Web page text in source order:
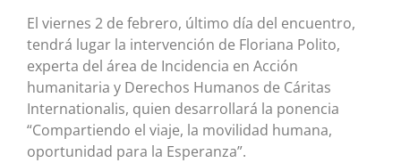
El viernes 2 de febrero, último día del encuentro,
tendrá lugar la intervención de Floriana Polito,
experta del área de Incidencia en Acción
humanitaria y Derechos Humanos de Cáritas
Internationalis, quien desarrollará la ponencia
“Compartiendo el viaje, la movilidad humana,
oportunidad para la Esperanza”.